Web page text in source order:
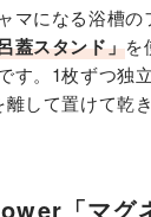
マになる浴槽の
蓋スタンド」を
す。1枚ずつ独
して置けて乾
「マグ